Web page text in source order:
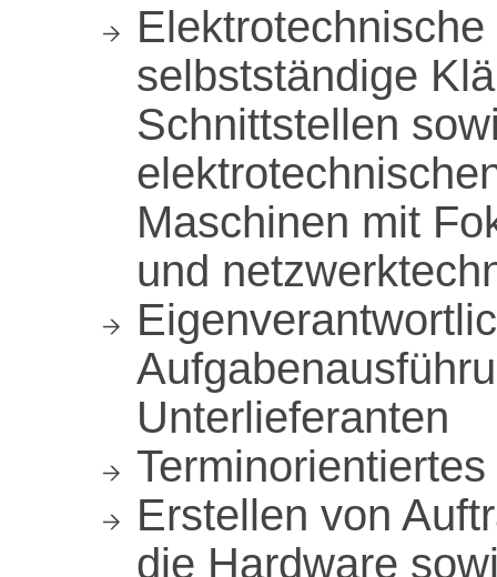
selbstständige
Schnittstellen
Maschinen mit
und
Unterlieferanten
Erstellen von
die Hardware